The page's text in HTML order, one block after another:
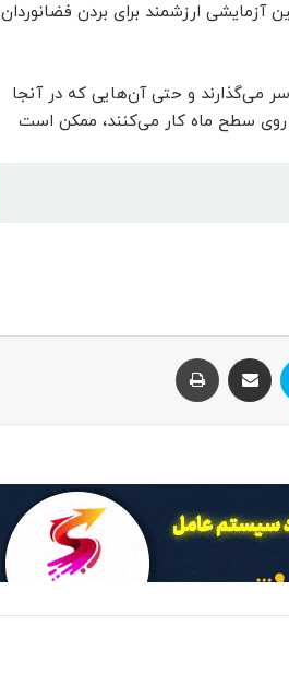
ارزشمند برای بردن فضانوردان
می‌گذارند و حتی آن‌هایی که در آنجا
روی سطح ماه کار می‌کنند، ممکن است